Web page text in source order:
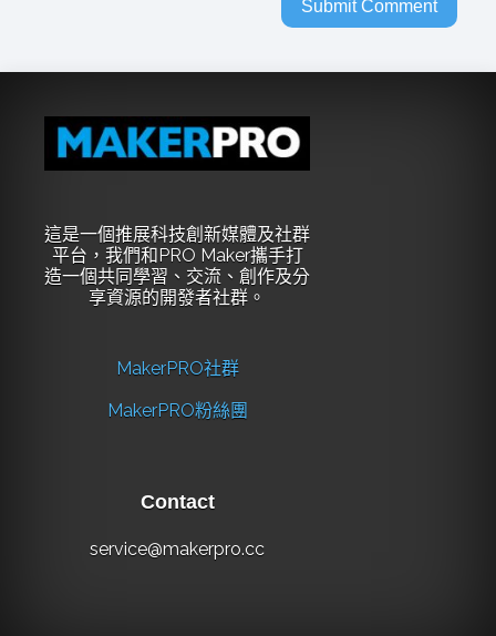
這是一個推展科技創新媒體及社群
平台，我們和PRO Maker攜手打
造一個共同學習、交流、創作及分
享資源的開發者社群。
MakerPRO社群
MakerPRO粉絲團
Contact
service@makerpro.cc